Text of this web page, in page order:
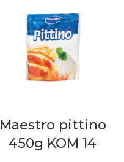
Maestro pittino
450g KOM 14